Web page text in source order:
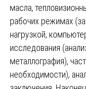
масла,
рабочих режимах
нагрузкой,
исследования
металлография),
необходимости),